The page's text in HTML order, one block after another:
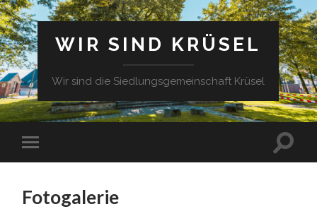
WIR SIND KRÜSEL
Wir sind die Siedlungsgemeinschaft Krüsel
Fotogalerie